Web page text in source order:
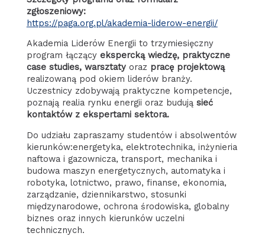
zgłoszeniowy:
https://paga.org.pl/akademia-liderow-energii/
Akademia Liderów Energii to trzymiesięczny
program łączący ekspercką wiedzę, praktyczne
case studies, warsztaty oraz pracę projektową
realizowaną pod okiem liderów branży.
Uczestnicy zdobywają praktyczne kompetencje,
poznają realia rynku energii oraz budują sieć
kontaktów z ekspertami sektora.
Do udziału zapraszamy studentów i absolwentów
kierunków:energetyka, elektrotechnika, inżynieria
naftowa i gazownicza, transport, mechanika i
budowa maszyn energetycznych, automatyka i
robotyka, lotnictwo, prawo, finanse, ekonomia,
zarządzanie, dziennikarstwo, stosunki
międzynarodowe, ochrona środowiska, globalny
biznes oraz innych kierunków uczelni
technicznych.